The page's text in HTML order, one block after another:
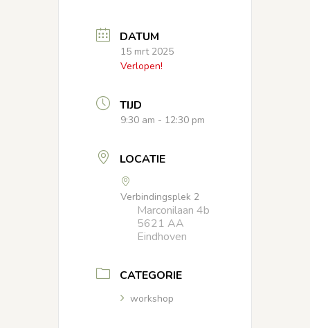
DATUM
15 mrt 2025
Verlopen!
TIJD
9:30 am - 12:30 pm
LOCATIE
Verbindingsplek 2
Marconilaan 4b
5621 AA
Eindhoven
CATEGORIE
workshop